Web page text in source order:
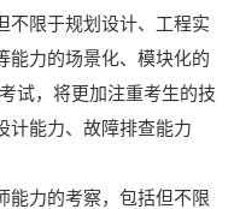
不限于规划设计、工程实
能力的场景化、模块化的
试，将更加注重考生的技
计能力、故障排查能力
能力的考察，包括但不限